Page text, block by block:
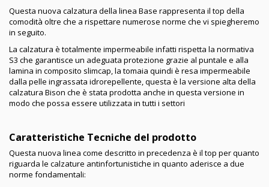
Questa nuova calzatura della linea Base rappresenta il top della
comodità oltre che a rispettare numerose norme che vi spiegheremo
in seguito.
La calzatura è totalmente impermeabile infatti rispetta la normativa
S3 che garantisce un adeguata protezione grazie al puntale e alla
lamina in composito slimcap, la tomaia quindi è resa impermeabile
dalla pelle ingrassata idrorepellente, questa è la versione alta della
calzatura Bison che è stata prodotta anche in questa versione in
modo che possa essere utilizzata in tutti i settori
Caratteristiche Tecniche del prodotto
Questa nuova linea come descritto in precedenza è il top per quanto
riguarda le calzature antinfortunistiche in quanto aderisce a due
norme fondamentali: